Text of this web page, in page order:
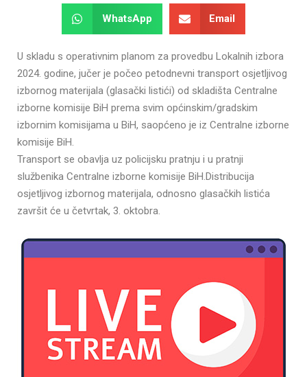
WhatsApp Email
U skladu s operativnim planom za provedbu Lokalnih izbora
2024. godine, jučer je počeo petodnevni transport osjetljivog
izbornog materijala (glasački listići) od skladišta Centralne
izborne komisije BiH prema svim općinskim/gradskim
izbornim komisijama u BiH, saopćeno je iz Centralne izborne
komisije BiH.
Transport se obavlja uz policijsku pratnju i u pratnji
službenika Centralne izborne komisije BiH.Distribucija
osjetljivog izbornog materijala, odnosno glasačkih listića
završit će u četvrtak, 3. oktobra.